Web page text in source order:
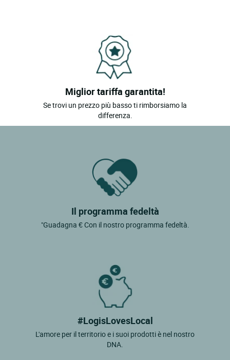
Miglior tariffa garantita!
Se trovi un prezzo più basso ti rimborsiamo la
differenza.
Il programma fedeltà
"Guadagna € Con il nostro programma fedeltà.
#LogisLovesLocal
L'amore per il territorio e i suoi prodotti è nel nostro
DNA.